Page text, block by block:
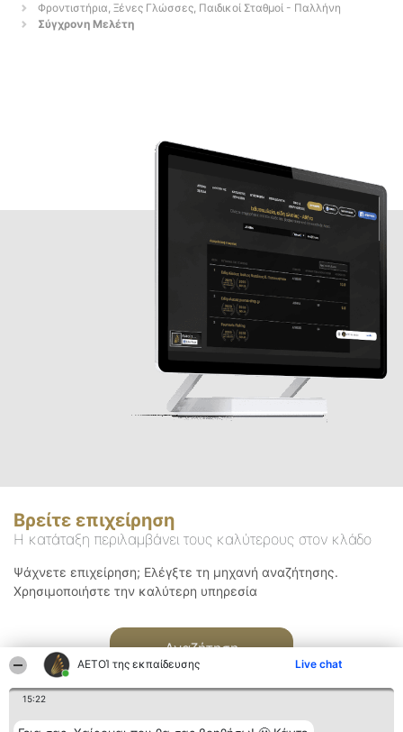
ΑΕΤΟΊ της εκπαίδευσης Live chat
15:22
Φροντιστήρια, Ξένες Γλώσσες, Παιδικοί Σταθμοί - Παλλήνη
Σύγχρονη Μελέτη
Βρείτε επιχείρηση
Η κατάταξη περιλαμβάνει τους καλύτερους στον κλάδο
Ψάχνετε επιχείρηση; Ελέγξτε τη μηχανή αναζήτησης.
Χρησιμοποιήστε την καλύτερη υπηρεσία
Αναζήτηση